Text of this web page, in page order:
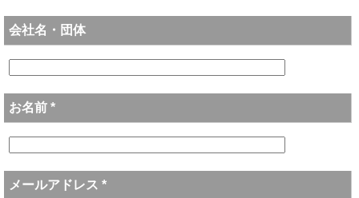
会社名・団体
お名前 *
メールアドレス *